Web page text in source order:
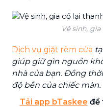
Vệ sinh,
Dịch vụ giặt rèm cửa
giúp giữ gìn nguồn
nhà của bạn. Đồng
độ bền của chiếc màn.
Tải app bTaskee để